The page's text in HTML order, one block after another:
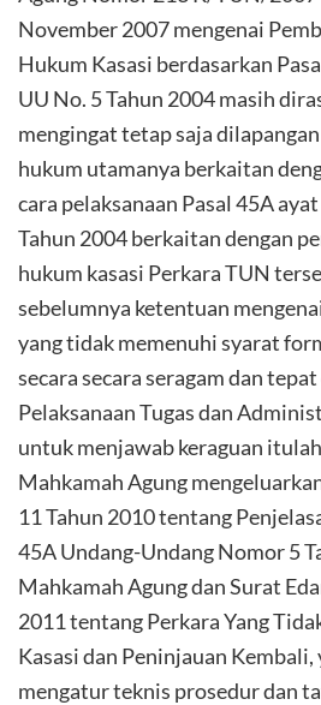
November 2007 mengenai
Hukum Kasasi berdasarkan
UU No. 5 Tahun 2004 masih
mengingat tetap saja
hukum utamanya berkaitan
cara pelaksanaan Pasal 45A
Tahun 2004 berkaitan dengan
hukum kasasi Perkara TUN
sebelumnya ketentuan
yang tidak memenuhi syarat
secara secara seragam dan
Pelaksanaan Tugas dan
untuk menjawab keraguan
Mahkamah Agung
11 Tahun 2010 tentang
45A Undang-Undang Nomor 5
Mahkamah Agung dan Surat
2011 tentang Perkara Yang
Kasasi dan Peninjauan
mengatur teknis prosedur dan